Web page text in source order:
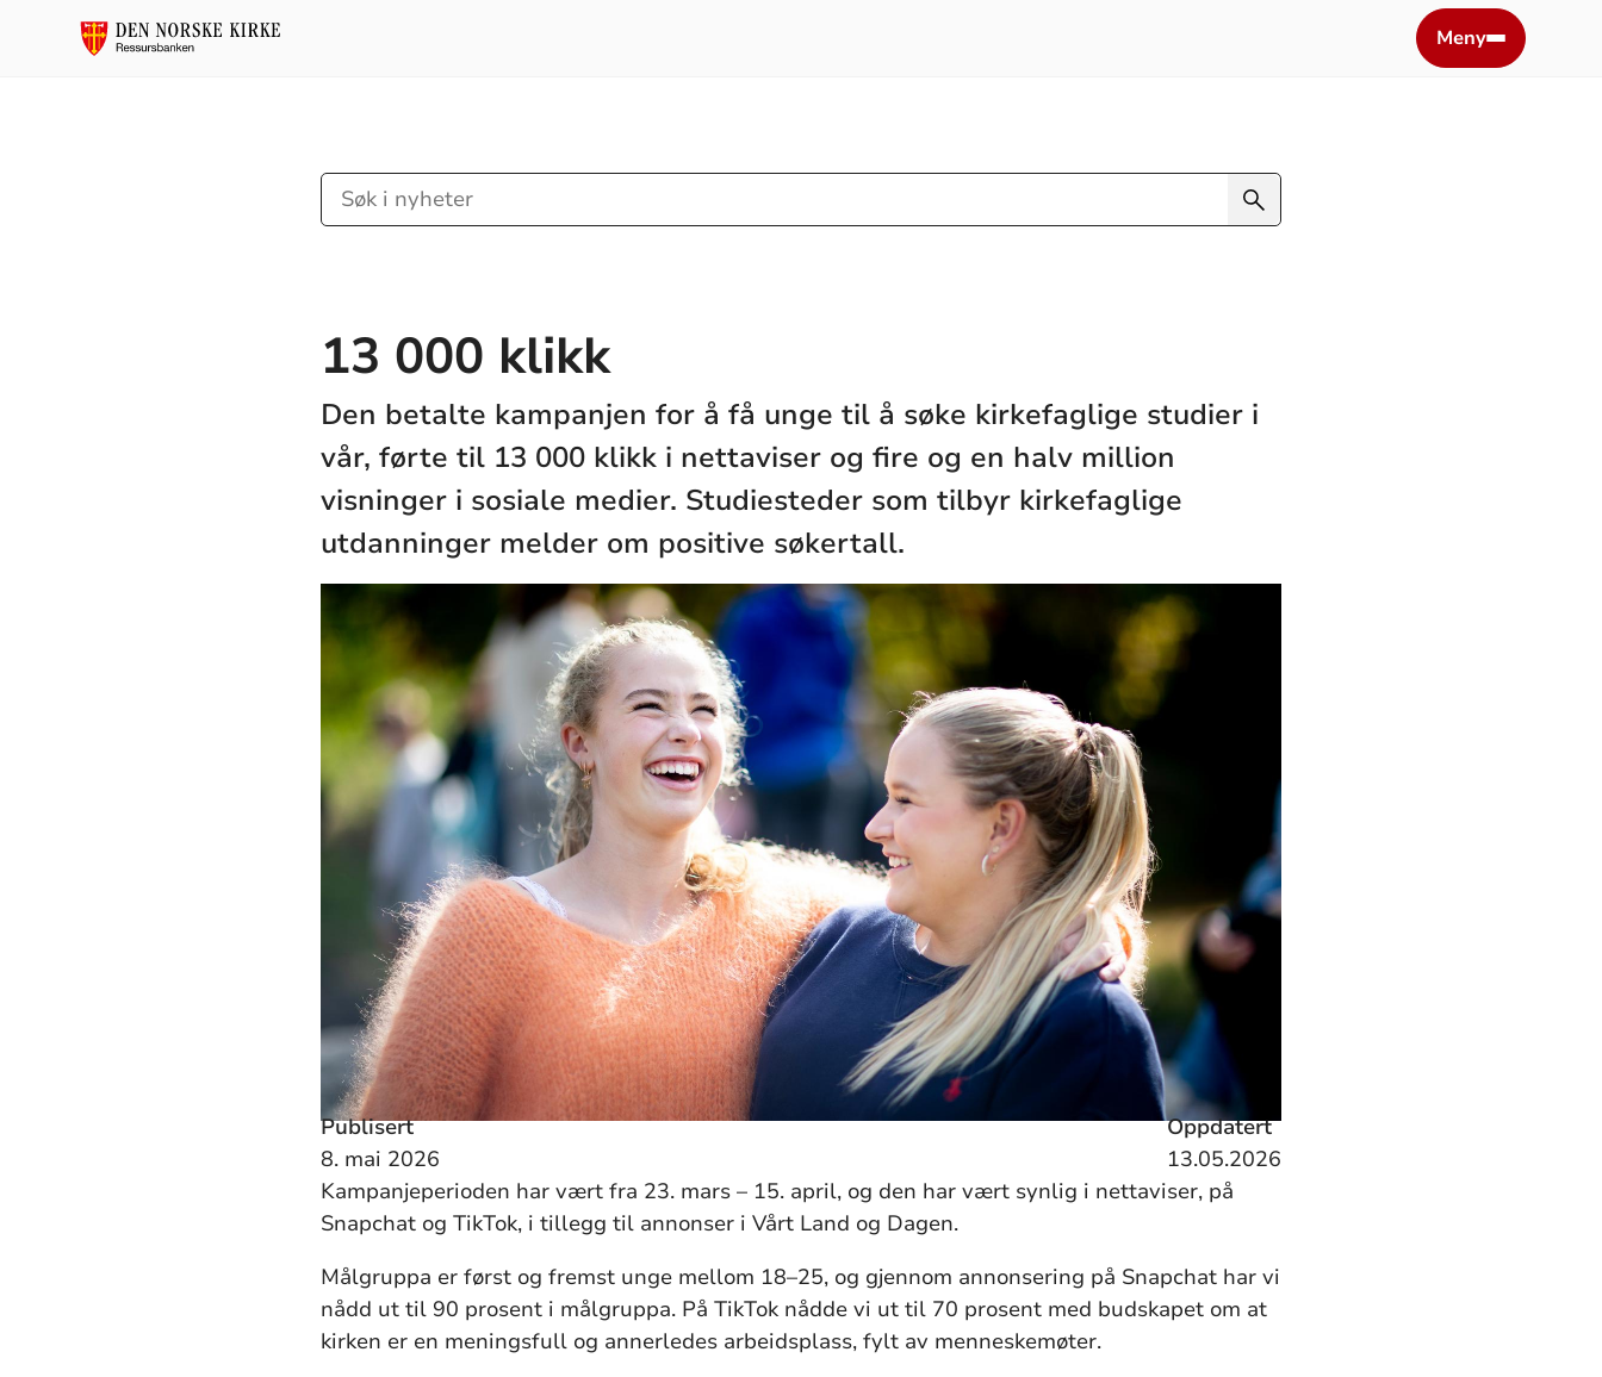
Meny
Søk
i
13 000 klikk
Den betalte kampanjen for å få unge til å søke kirkefaglige studier i
vår, førte til 13 000 klikk i nettaviser og fire og en halv million
visninger i sosiale medier. Studiesteder som tilbyr kirkefaglige
utdanninger melder om positive søkertall.
Publisert
8. mai 2026
Oppdatert
13.05.2026
Kampanjeperioden har vært fra 23. mars – 15. april, og den har vært synlig i nettaviser, på
Snapchat og TikTok, i tillegg til annonser i Vårt Land og Dagen.
Målgruppa er først og fremst unge mellom 18–25, og gjennom annonsering på Snapchat har vi
nådd ut til 90 prosent i målgruppa. På TikTok nådde vi ut til 70 prosent med budskapet om at
kirken er en meningsfull og annerledes arbeidsplass, fylt av menneskemøter.